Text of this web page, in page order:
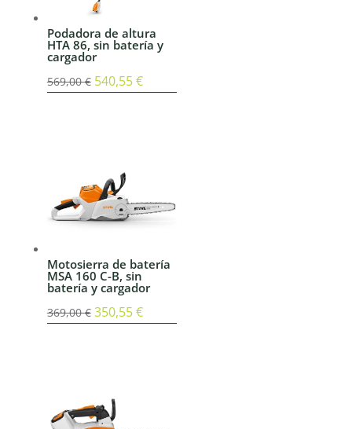
Podadora de altura
HTA 86, sin batería y
cargador
569,00€ El
540,55€El
Motosierra de batería
MSA 160 C-B, sin
batería y cargador
369,00€ El
350,55€El